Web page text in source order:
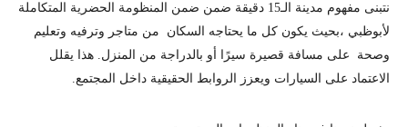
نتبنى مفهوم
مدينة الـ15 دقيقة ضمن ضمن المنظومة الحضرية المتكاملة
لأبوظبي ،بحيث يكون كل ما يحتاجه السكان من متاجر وترفيه وتعليم
وصحة على مسافة قصيرة سيرًا أو بالدراجة من المنزل. هذا يقلل
الاعتماد على السيارات ويعزز الروابط الحقيقية داخل المجتمع.